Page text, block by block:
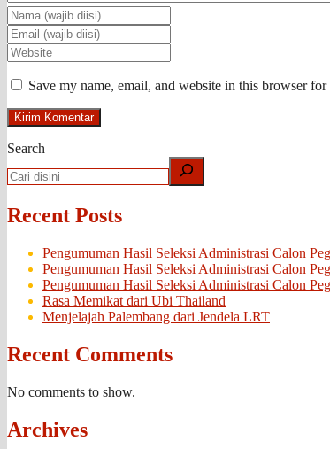
Save my name, email, and website in this browser
Search
Recent Posts
Pengumuman Hasil Seleksi Administrasi Calon
Pengumuman Hasil Seleksi Administrasi Calon
Pengumuman Hasil Seleksi Administrasi Calon
Rasa Memikat dari Ubi Thailand
Menjelajah Palembang dari Jendela LRT
Recent Comments
No comments to show.
Archives